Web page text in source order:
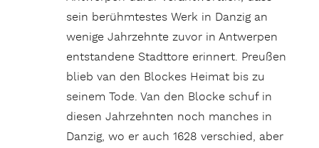
sein berühmtestes Werk in Danzig an
wenige Jahrzehnte zuvor in Antwerpen
entstandene Stadttore erinnert. Preußen
blieb van den Blockes Heimat bis zu
seinem Tode. Van den Blocke schuf in
diesen Jahrzehnten noch manches in
Danzig, wo er auch 1628 verschied, aber